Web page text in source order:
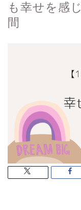
も幸せを感
間